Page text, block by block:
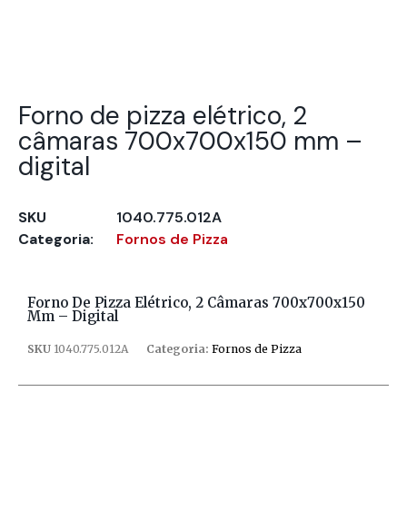
Forno de pizza elétrico, 2
câmaras 700x700x150 mm –
digital
SKU
1040.775.012A
Categoria:
Fornos de Pizza
Forno De Pizza Elétrico, 2 Câmaras 700x700x150
Mm – Digital
SKU 1040.775.012A Categoria: Fornos de Pizza